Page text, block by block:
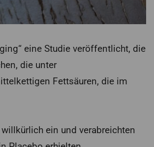
eine Studie veröffentlicht, die
die unter
Fettsäuren, die im
ein und verabreichten